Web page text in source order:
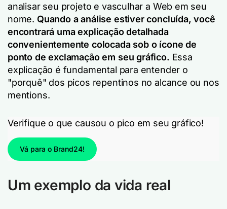
analisar seu projeto e vasculhar a Web em seu
nome. Quando a análise estiver concluída, você
encontrará uma explicação detalhada
convenientemente colocada sob o ícone de
ponto de exclamação em seu gráfico. Essa
explicação é fundamental para entender o
"porquê" dos picos repentinos no alcance ou nos
mentions.
Verifique o que causou o pico em seu gráfico!
Vá para o Brand24!
Um exemplo da vida real